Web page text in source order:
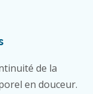
de la
en douceur.